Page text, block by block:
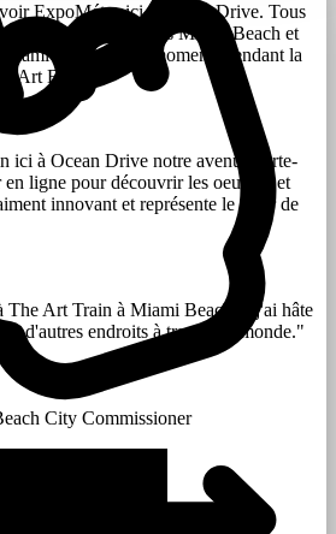
ExpoMétro ici à Ocean Drive. Tous
ce moment rivés vers Miami Beach et
Beach en ce moment (pendant la
Art Basel).
ici à Ocean Drive notre avenue carte-
ligne pour découvrir les oeuvres et
innovant et représente le futur de
The Art Train à Miami Beach et j'ai hâte
à d'autres endroits à travers le monde."
City Commissioner